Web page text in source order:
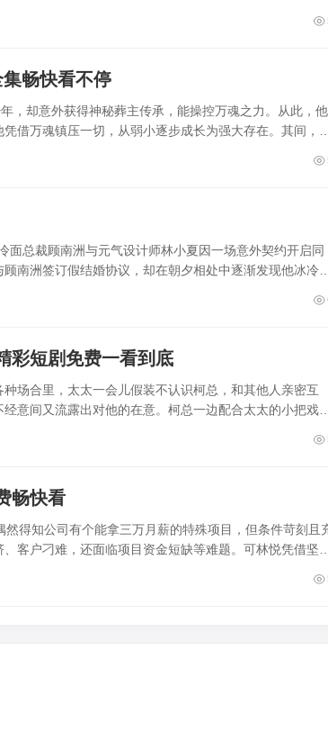
集畅快看不停
，却意外获得神秘葬主传承，能操控万魂之力。从此，他
借万魂镇压一切，从弱小逐步成长为强大存在。其间，他
面总裁顾南洲与元气设计师林小夏因一场意外契约开启同
南洲签订假结婚协议，却在朝夕相处中逐渐发现他冰冷外
彩短剧免费一看到底
场合里，太太一会儿假装不认识柯总，和其他人亲密互
意间又流露出对他的在意。柯总一边配合太太的小把戏，
畅快看
得知公司有个能拿三万月薪的特殊项目，但条件苛刻且
客户刁难，还面临项目资金短缺等难题。可林悦凭借坚韧